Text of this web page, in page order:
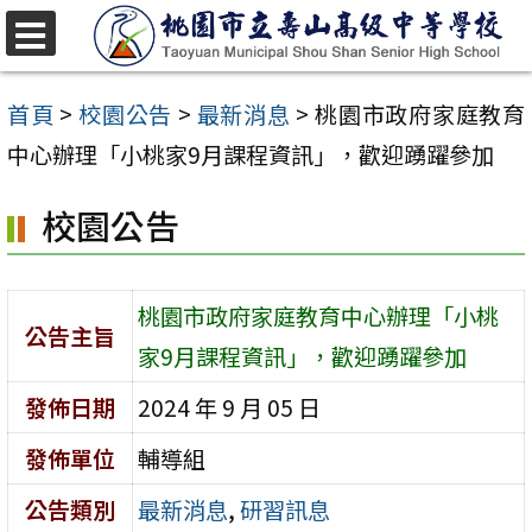
跳
至
主
要
容
區
首頁 > 校園公告 > 最新消息 > 桃園市政府家庭教育
中心辦理「小桃家9月課程資訊」，歡迎踴躍參加
校園公告
公告主旨
桃園市政府家庭教育中心辦理「小桃
家9月課程資訊」，歡迎踴躍參加
發佈日期
2024 年 9 月 05 日
發佈單位
輔導組
公告類別
最新消息,研習訊息
選
單